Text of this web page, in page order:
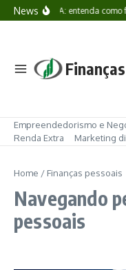
Ir para o conteúdo
NewsLCI e LCA: entenda como
Empreendedorismo e
Renda Extra
Marketing
Home / Finanças pessoais
Navegando
pessoais